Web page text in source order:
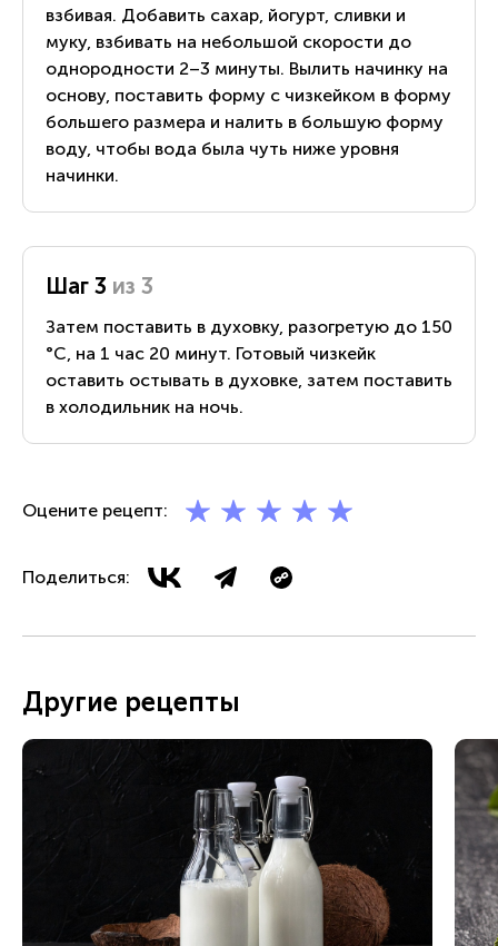
взбивая. Добавить сахар, йогурт, сливки и
муку, взбивать на небольшой скорости до
однородности 2–3 минуты. Вылить начинку на
основу, поставить форму с чизкейком в форму
большего размера и налить в большую форму
воду, чтобы вода была чуть ниже уровня
начинки.
Шаг 3 из 3
Затем поставить в духовку, разогретую до 150
°С, на 1 час 20 минут. Готовый чизкейк
оставить остывать в духовке, затем поставить
в холодильник на ночь.
Оцените рецепт:
Поделиться:
Другие рецепты